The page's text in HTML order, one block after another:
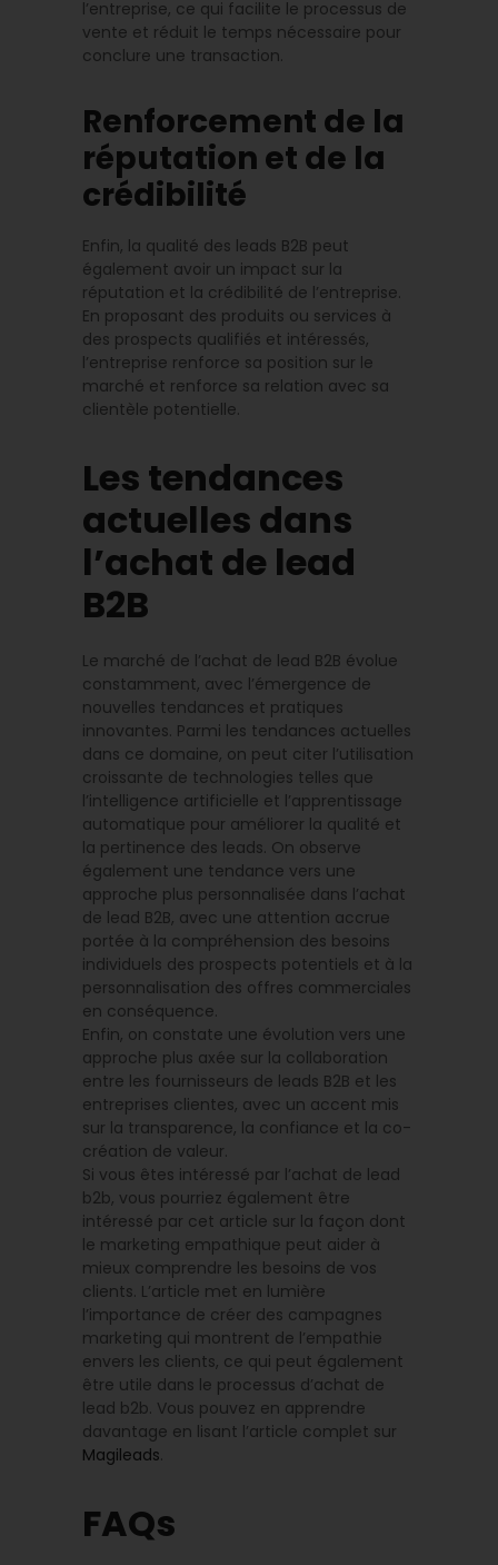
l’entreprise, ce qui facilite le processus de
vente et réduit le temps nécessaire pour
conclure une transaction.
Renforcement de la
réputation et de la
crédibilité
Enfin, la qualité des leads B2B peut
également avoir un impact sur la
réputation et la crédibilité de l’entreprise.
En proposant des produits ou services à
des prospects qualifiés et intéressés,
l’entreprise renforce sa position sur le
marché et renforce sa relation avec sa
clientèle potentielle.
Les tendances
actuelles dans
l’achat de lead
B2B
Le marché de l’achat de lead B2B évolue
constamment, avec l’émergence de
nouvelles tendances et pratiques
innovantes. Parmi les tendances actuelles
dans ce domaine, on peut citer l’utilisation
croissante de technologies telles que
l’intelligence artificielle et l’apprentissage
automatique pour améliorer la qualité et
la pertinence des leads. On observe
également une tendance vers une
approche plus personnalisée dans l’achat
de lead B2B, avec une attention accrue
portée à la compréhension des besoins
individuels des prospects potentiels et à la
personnalisation des offres commerciales
en conséquence.
Enfin, on constate une évolution vers une
approche plus axée sur la collaboration
entre les fournisseurs de leads B2B et les
entreprises clientes, avec un accent mis
sur la transparence, la confiance et la co-
création de valeur.
Si vous êtes intéressé par l’achat de lead
b2b, vous pourriez également être
intéressé par cet article sur la façon dont
le marketing empathique peut aider à
mieux comprendre les besoins de vos
clients. L’article met en lumière
l’importance de créer des campagnes
marketing qui montrent de l’empathie
envers les clients, ce qui peut également
être utile dans le processus d’achat de
lead b2b. Vous pouvez en apprendre
davantage en lisant l’article complet sur
Magileads.
FAQs